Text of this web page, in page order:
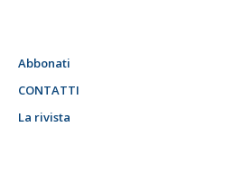
Abbonati
CONTATTI
La rivista